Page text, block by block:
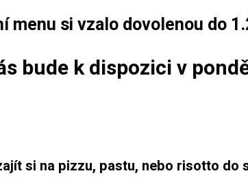
menu si vzalo dovolenou do
bude k dispozici v
si na pizzu, pastu, nebo risotto do